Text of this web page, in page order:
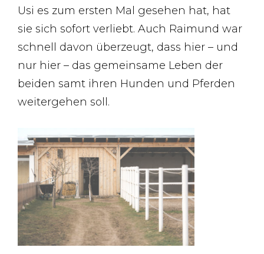
Usi es zum ersten Mal gesehen hat, hat
sie sich sofort verliebt. Auch Raimund war
schnell davon überzeugt, dass hier – und
nur hier – das gemeinsame Leben der
beiden samt ihren Hunden und Pferden
weitergehen soll.